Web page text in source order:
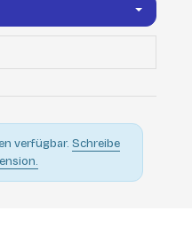
verfügbar. Schreibe